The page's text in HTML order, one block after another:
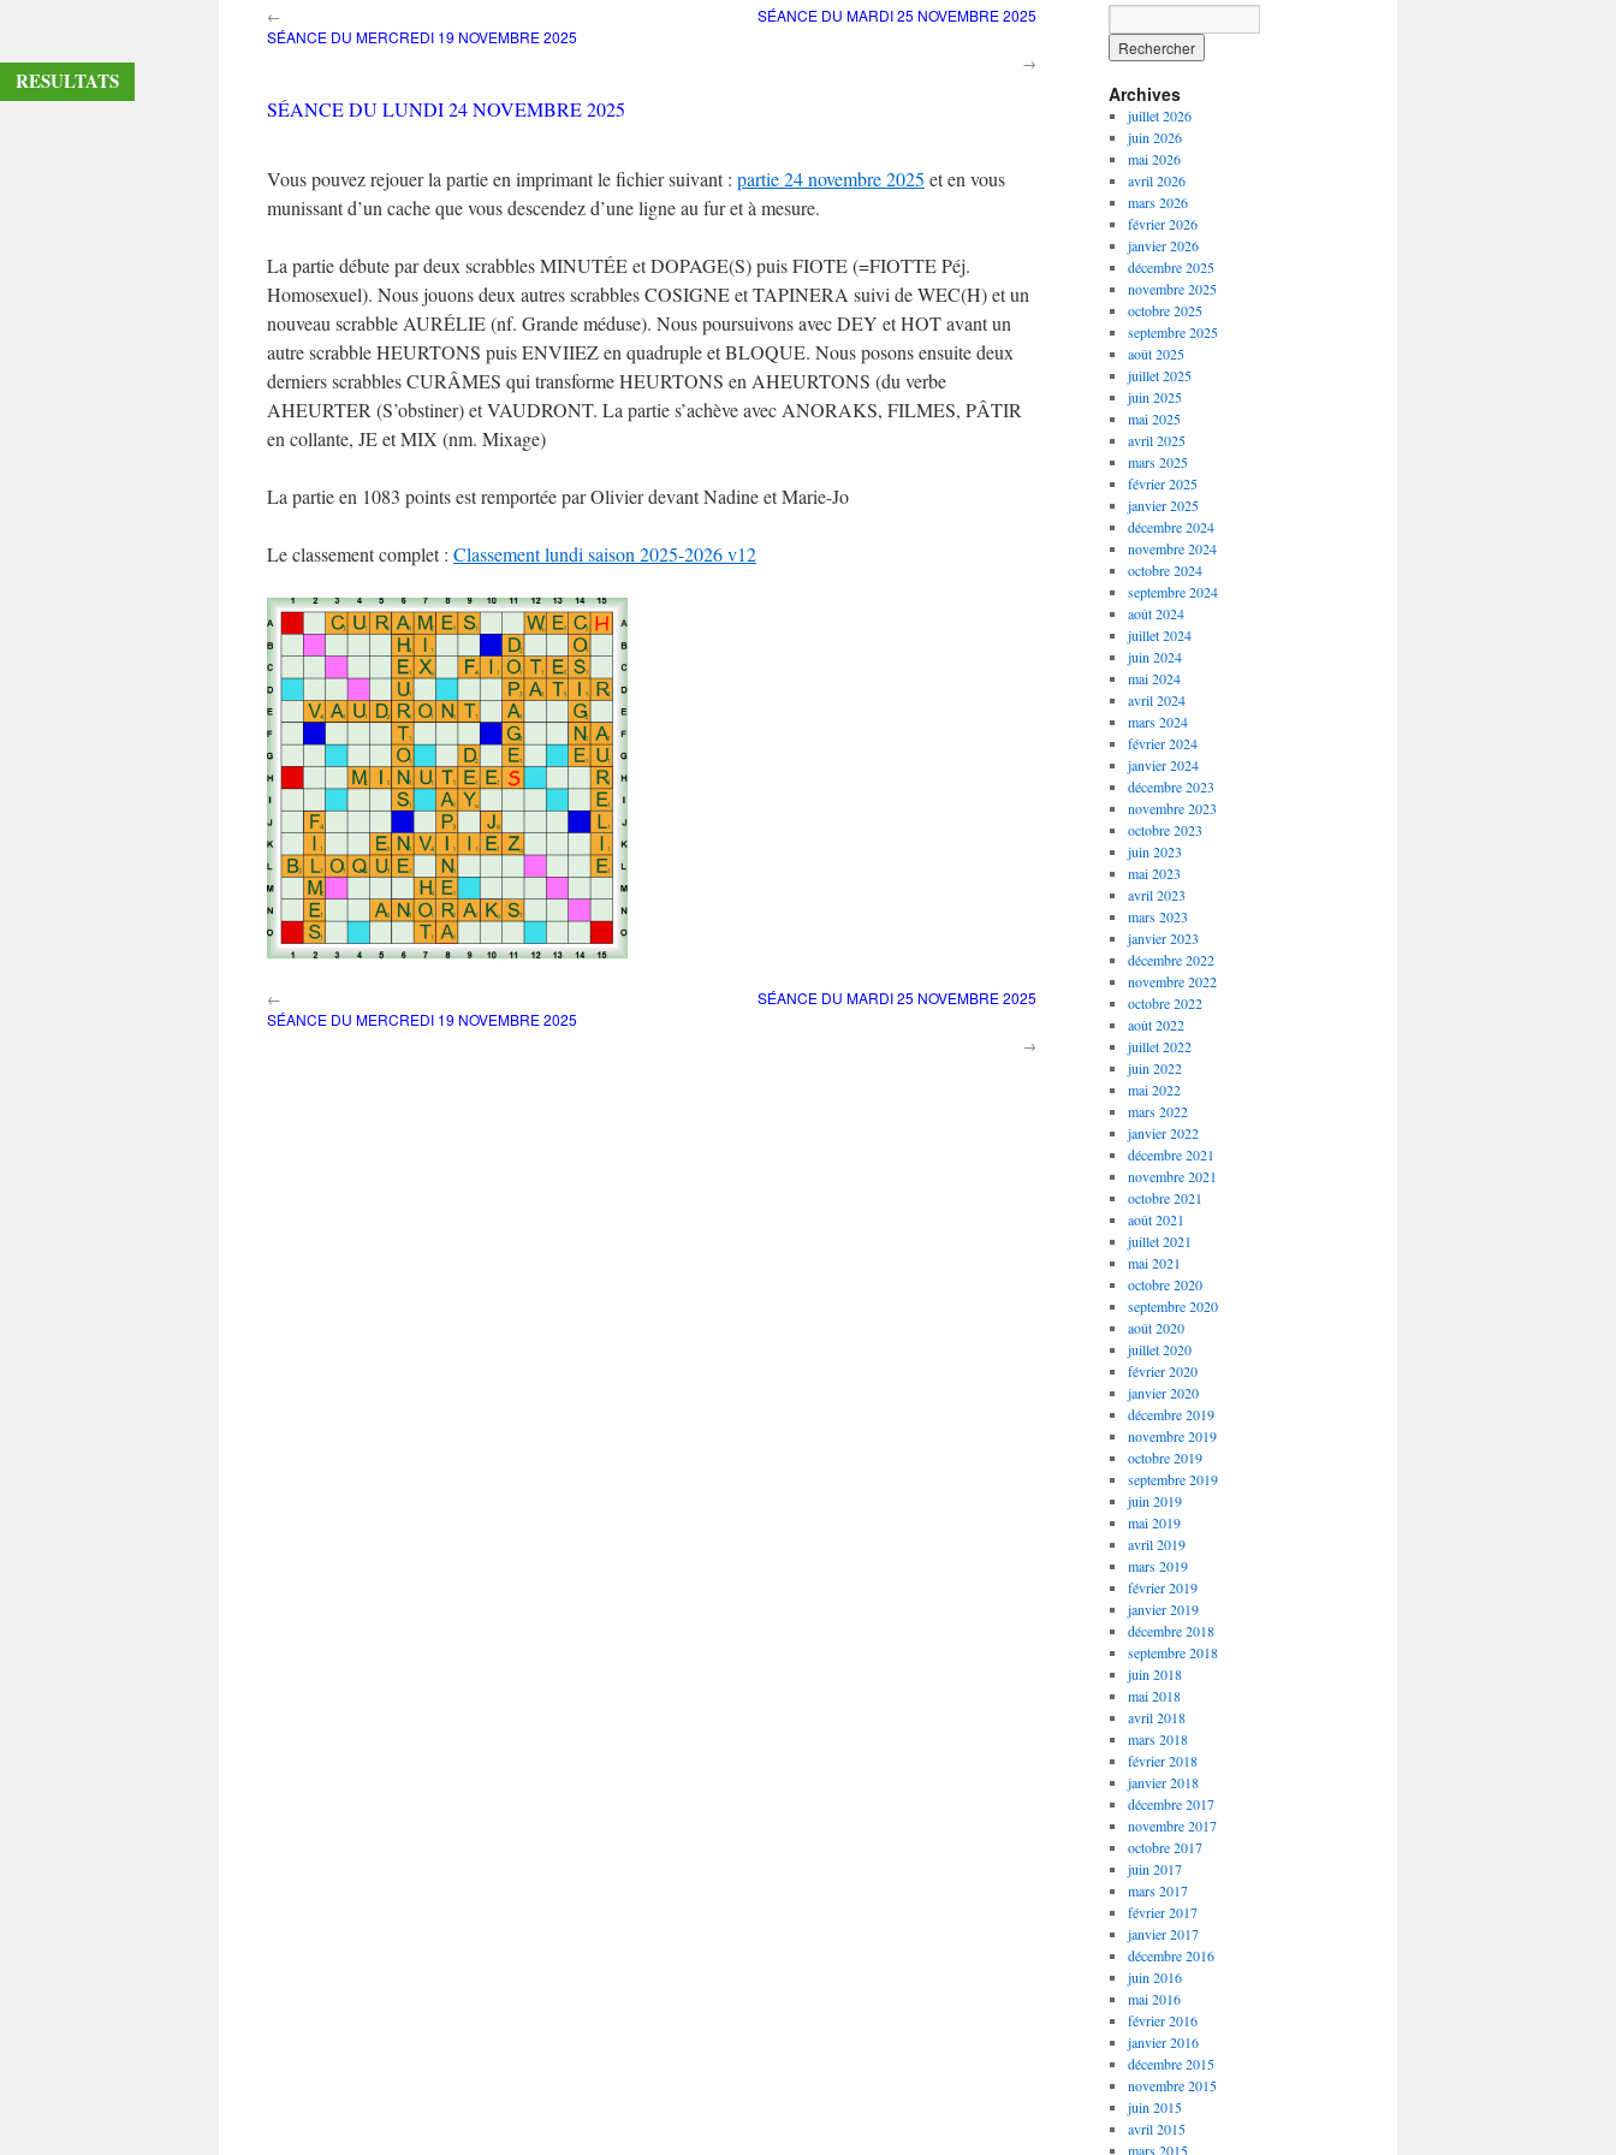
contenu
←
SÉANCE DU MERCREDI 19 NOVEMBRE 2025
SÉANCE DU MARDI 25 NOVEMBRE 2025
→
SÉANCE DU LUNDI 24 NOVEMBRE 2025
Vous pouvez rejouer la partie en imprimant le fichier suivant : partie 24 novembre 2025 et en vous
munissant d’un cache que vous descendez d’une ligne au fur et à mesure.
La partie débute par deux scrabbles MINUTÉE et DOPAGE(S) puis FIOTE (=FIOTTE Péj.
Homosexuel). Nous jouons deux autres scrabbles COSIGNE et TAPINERA suivi de WEC(H) et un
nouveau scrabble AURÉLIE (nf. Grande méduse). Nous poursuivons avec DEY et HOT avant un
autre scrabble HEURTONS puis ENVIIEZ en quadruple et BLOQUE. Nous posons ensuite deux
derniers scrabbles CURÂMES qui transforme HEURTONS en AHEURTONS (du verbe
AHEURTER (S’obstiner) et VAUDRONT. La partie s’achève avec ANORAKS, FILMES, PÂTIR
en collante, JE et MIX (nm. Mixage)
La partie en 1083 points est remportée par Olivier devant Nadine et Marie-Jo
Le classement complet : Classement lundi saison 2025-2026 v12
←
SÉANCE DU MERCREDI 19 NOVEMBRE 2025
SÉANCE DU MARDI 25 NOVEMBRE 2025
→
Archives
juillet 2026
juin 2026
mai 2026
avril 2026
mars 2026
février 2026
janvier 2026
décembre 2025
novembre 2025
octobre 2025
septembre 2025
août 2025
juillet 2025
juin 2025
mai 2025
avril 2025
mars 2025
février 2025
janvier 2025
décembre 2024
novembre 2024
octobre 2024
septembre 2024
août 2024
juillet 2024
juin 2024
mai 2024
avril 2024
mars 2024
février 2024
janvier 2024
décembre 2023
novembre 2023
octobre 2023
juin 2023
mai 2023
avril 2023
mars 2023
janvier 2023
décembre 2022
novembre 2022
octobre 2022
août 2022
juillet 2022
juin 2022
mai 2022
mars 2022
janvier 2022
décembre 2021
novembre 2021
octobre 2021
août 2021
juillet 2021
mai 2021
octobre 2020
septembre 2020
août 2020
juillet 2020
février 2020
janvier 2020
décembre 2019
novembre 2019
octobre 2019
septembre 2019
juin 2019
mai 2019
avril 2019
mars 2019
février 2019
janvier 2019
décembre 2018
septembre 2018
juin 2018
mai 2018
avril 2018
mars 2018
février 2018
janvier 2018
décembre 2017
novembre 2017
octobre 2017
juin 2017
mars 2017
février 2017
janvier 2017
décembre 2016
juin 2016
mai 2016
février 2016
janvier 2016
décembre 2015
novembre 2015
juin 2015
avril 2015
mars 2015
RESULTATS